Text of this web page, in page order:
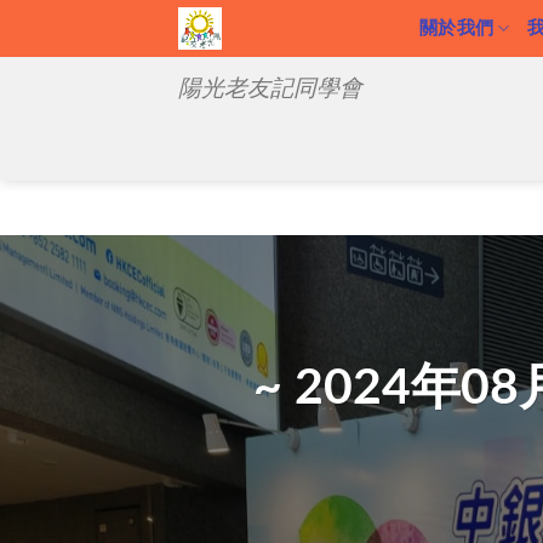
陽光老友記同學會
關於我們
~ 2024年08